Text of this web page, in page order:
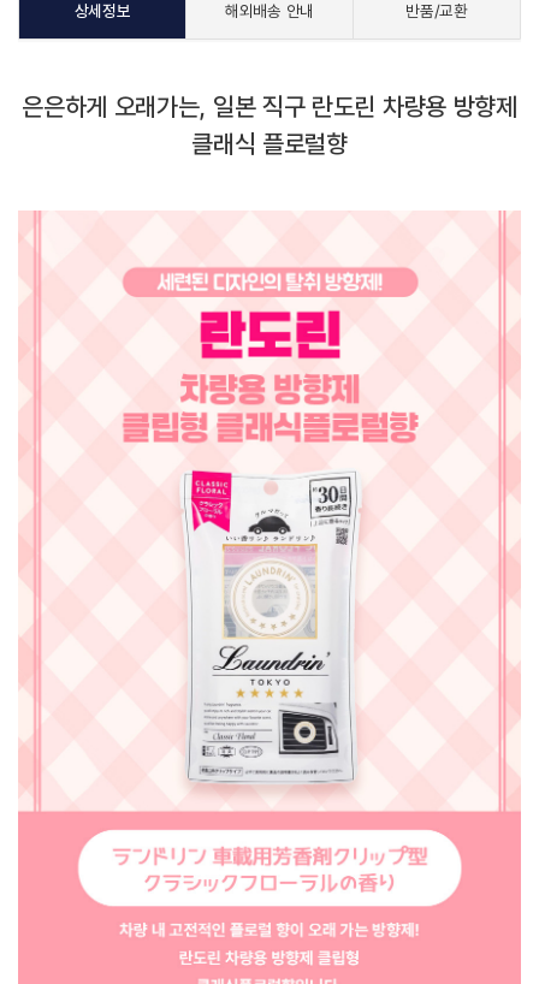
상세정보 해외배송 안내 반품/교환
은은하게 오래가는, 일본 직구 란도린 차량용 방향제
클래식 플로럴향